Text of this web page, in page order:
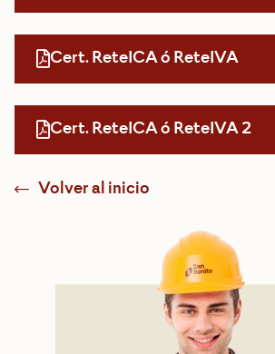
Cert. ReteICA ó ReteIVA
Cert. ReteICA ó ReteIVA 2
Volver al inicio